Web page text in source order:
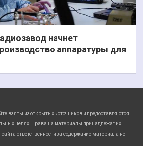
начнет
аппаратуры для
взяты из открытых источников и предоставляются
целях. Права на материалы принадлежат их
ответственности за содержание материала не